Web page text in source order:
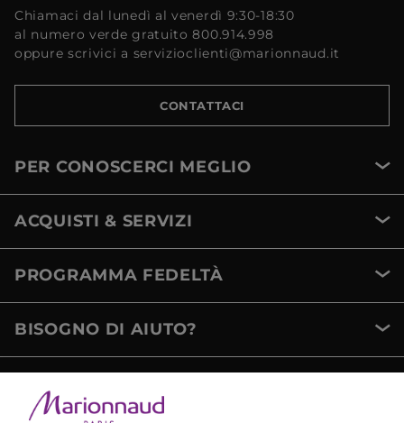
Chiamaci dal lunedì al venerdì 9:30-18:30
al numero verde gratuito 800.914.998
oppure scrivici a servizioclienti@marionnaud.it
CONTATTACI
PER CONOSCERCI MEGLIO
ACQUISTI & SERVIZI
PROGRAMMA FEDELTÀ
BISOGNO DI AIUTO?